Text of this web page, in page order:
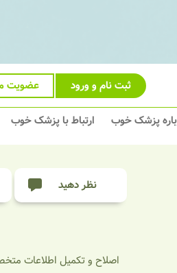
ثبت نام و ورود عضویت
پزشک خوب ارتباط با پزشک خوب
نظر دهید
اصلاح و تکمیل اطلاعات